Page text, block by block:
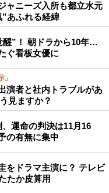
ャニーズ入所も都立水元
あふれる経緯
醒”！ 朝ドラから10年…
ぐ看板女優に
」
演者と社内トラブルがあ
見ますか？
運命の判決は11月16
の有無に集中
をドラマ主演に？ テレビ
たか皮算用